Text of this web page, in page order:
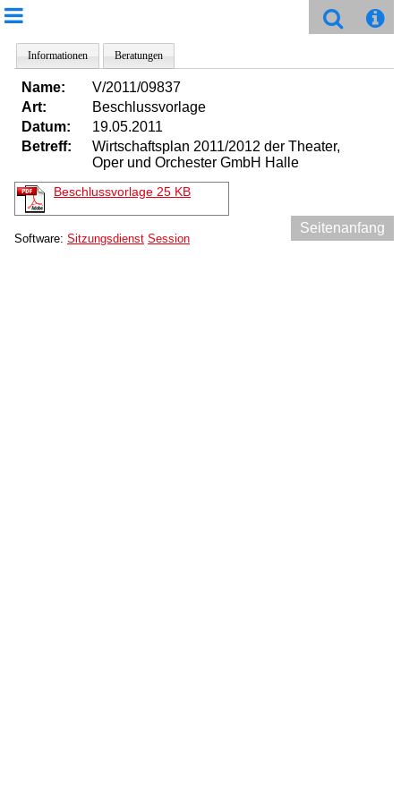
Informationen Beratungen
Name:
V/2011/09837
Art:
Beschlussvorlage
Datum:
19.05.2011
Betreff:
Wirtschaftsplan 2011/2012 der Theater,
Oper und Orchester GmbH Halle
Beschlussvorlage 25 KB
Seitenanfang
Software: Sitzungsdienst Session